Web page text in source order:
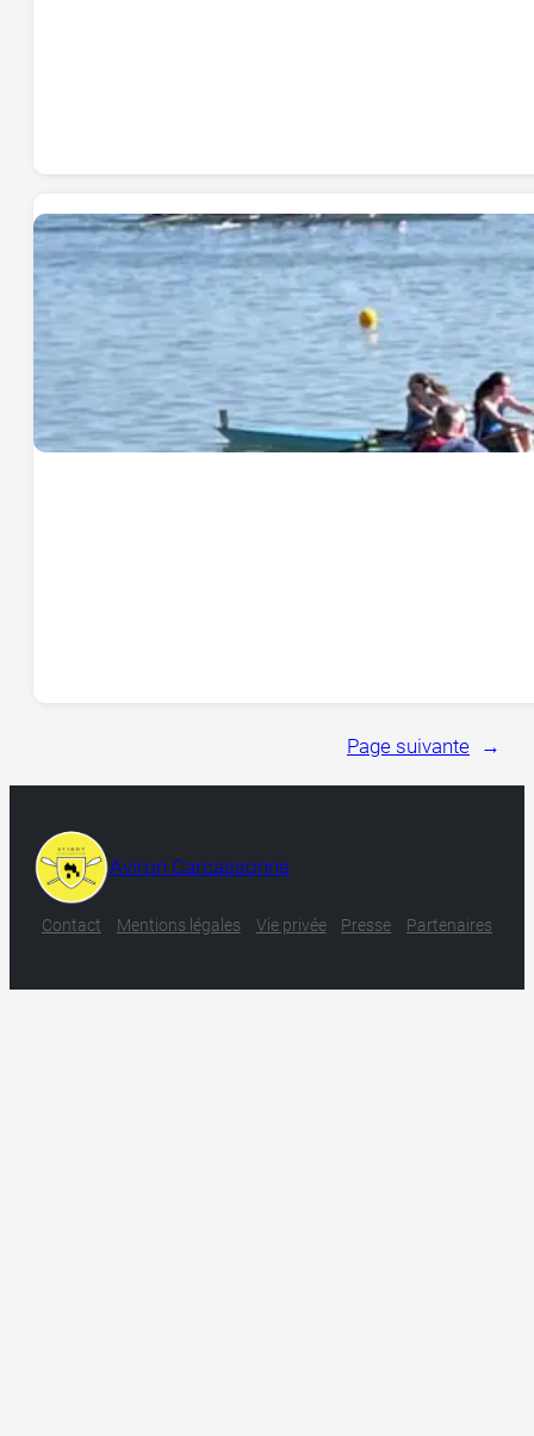
Page suivante →
Aviron Carcassonne
Contact Mentions légales Vie privée Presse Partenaires